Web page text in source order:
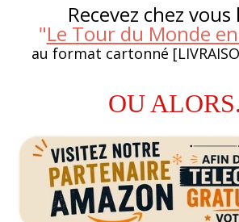
Recevez chez
"Le Tour du Monde
au format cartonné
OU